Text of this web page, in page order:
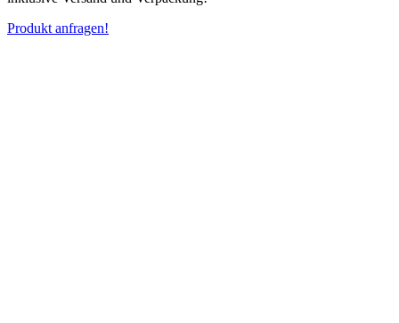
Produkt anfragen!